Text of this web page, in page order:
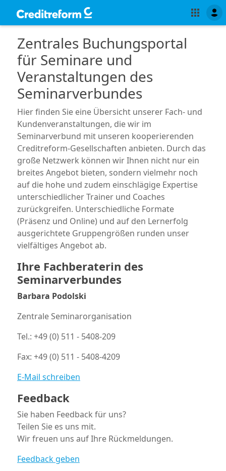
Zentrales Buchungsportal
für Seminare und
Veranstaltungen des
Seminarverbundes
Hier finden Sie eine Übersicht unserer Fach- und
Kundenveranstaltungen, die wir im
Seminarverbund mit unseren kooperierenden
Creditreform-Gesellschaften anbieten. Durch das
große Netzwerk können wir Ihnen nicht nur ein
breites Angebot bieten, sondern vielmehr noch
auf die hohe und zudem einschlägige Expertise
unterschiedlicher Trainer und Coaches
zurückgreifen. Unterschiedliche Formate
(Präsenz und Online) und auf den Lernerfolg
ausgerichtete Gruppengrößen runden unser
vielfältiges Angebot ab.
Ihre Fachberaterin des
Seminarverbundes
Barbara Podolski
Zentrale Seminarorganisation
Tel.: +49 (0) 511 - 5408-209
Fax: +49 (0) 511 - 5408-4209
E-Mail schreiben
Feedback
Sie haben Feedback für uns?
Teilen Sie es uns mit.
Wir freuen uns auf Ihre Rückmeldungen.
Feedback geben